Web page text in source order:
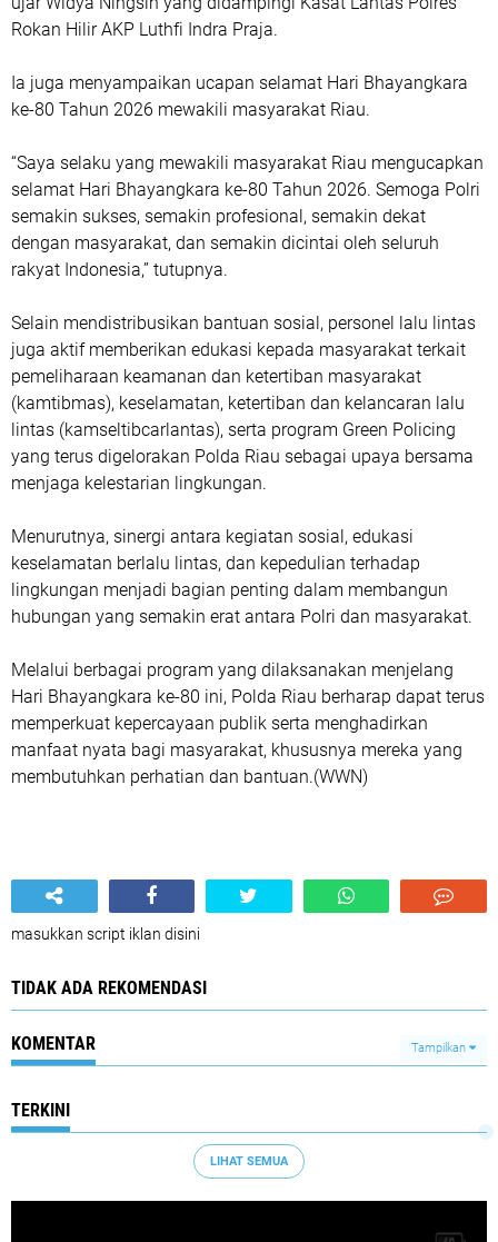
Rokan Hilir AKP Luthfi Indra Praja.
Ia juga menyampaikan ucapan selamat Hari Bhayangkara
ke-80 Tahun 2026 mewakili masyarakat Riau.
“Saya selaku yang mewakili masyarakat Riau mengucapkan
selamat Hari Bhayangkara ke-80 Tahun 2026. Semoga Polri
semakin sukses, semakin profesional, semakin dekat
dengan masyarakat, dan semakin dicintai oleh seluruh
rakyat Indonesia,” tutupnya.
Selain mendistribusikan bantuan sosial, personel lalu lintas
juga aktif memberikan edukasi kepada masyarakat terkait
pemeliharaan keamanan dan ketertiban masyarakat
(kamtibmas), keselamatan, ketertiban dan kelancaran lalu
lintas (kamseltibcarlantas), serta program Green Policing
yang terus digelorakan Polda Riau sebagai upaya bersama
menjaga kelestarian lingkungan.
Menurutnya, sinergi antara kegiatan sosial, edukasi
keselamatan berlalu lintas, dan kepedulian terhadap
lingkungan menjadi bagian penting dalam membangun
hubungan yang semakin erat antara Polri dan masyarakat.
Melalui berbagai program yang dilaksanakan menjelang
Hari Bhayangkara ke-80 ini, Polda Riau berharap dapat terus
memperkuat kepercayaan publik serta menghadirkan
manfaat nyata bagi masyarakat, khususnya mereka yang
membutuhkan perhatian dan bantuan.(WWN)
masukkan script iklan disini
TIDAK ADA REKOMENDASI
KOMENTAR Tampilkan
TERKINI
LIHAT SEMUA